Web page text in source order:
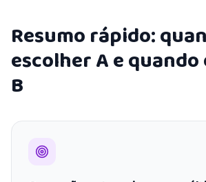
Resumo rápido:
escolher A e
B